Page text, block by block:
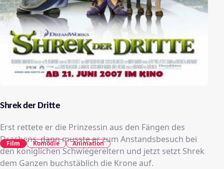
Shrek der Dritte
Erst rettete er die Prinzessin aus den Fängen des
Drachens, dann musste er zum Anstandsbesuch bei
den königlichen Schwiegereltern und jetzt setzt Shrek
dem Ganzen buchstäblich die Krone auf.
Film Komödie Animation